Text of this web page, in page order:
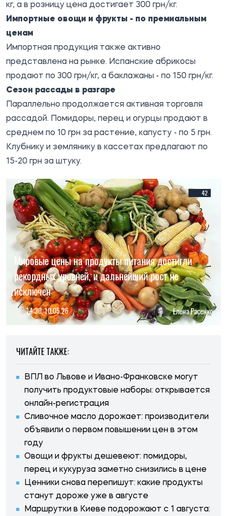
кг, а в розницу цена достигает 300 грн/кг.
Импортные овощи и фрукты - по премиальным
ценам
Импортная продукция также активно
представлена на рынке. Испанские абрикосы
продают по 300 грн/кг, а баклажаны - по 150 грн/кг.
Сезон рассады в разгаре
Параллельно продолжается активная торговля
рассадой. Помидоры, перец и огурцы продают в
среднем по 10 грн за растение, капусту - по 5 грн.
Клубнику и землянику в кассетах предлагают по
15-20 грн за штуку.
42
Мировые цены на продукты питания достигли
рекордных уровней, и дальнейший рост не
исключен
14:30, 10.05.26 Елена Расенко
ЧИТАЙТЕ ТАКЖЕ:
ВПЛ во Львове и Ивано-Франковске могут
получить продуктовые наборы: открывается
онлайн-регистрация
Сливочное масло дорожает: производители
объявили о первом повышении цен в этом
году
Овощи и фрукты дешевеют: помидоры,
перец и кукуруза заметно снизились в цене
Ценники снова перепишут: какие продукты
станут дороже уже в августе
Маршрутки в Киеве подорожают с 1 августа: